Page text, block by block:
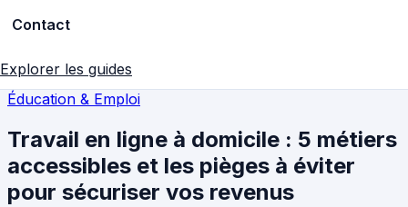
Contact
Explorer les guides
Éducation & Emploi
Travail en ligne à domicile : 5 métiers
accessibles et les pièges à éviter
pour sécuriser vos revenus